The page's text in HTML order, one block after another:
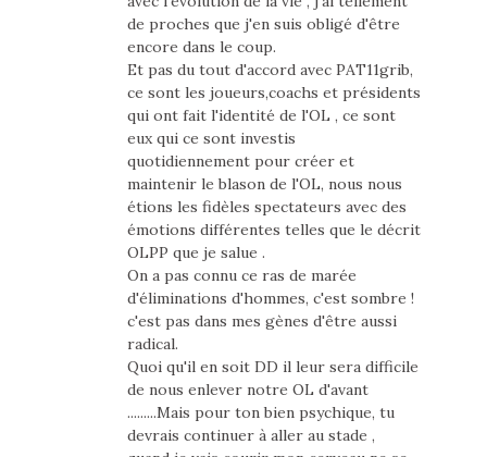
de proches que j'en suis obligé d'être
encore dans le coup.
Et pas du tout d'accord avec PAT11grib,
ce sont les joueurs,coachs et présidents
qui ont fait l'identité de l'OL , ce sont
eux qui ce sont investis
quotidiennement pour créer et
maintenir le blason de l'OL, nous nous
étions les fidèles spectateurs avec des
émotions différentes telles que le décrit
OLPP que je salue .
On a pas connu ce ras de marée
d'éliminations d'hommes, c'est sombre !
c'est pas dans mes gènes d'être aussi
radical.
Quoi qu'il en soit DD il leur sera difficile
de nous enlever notre OL d'avant
.........Mais pour ton bien psychique, tu
devrais continuer à aller au stade ,